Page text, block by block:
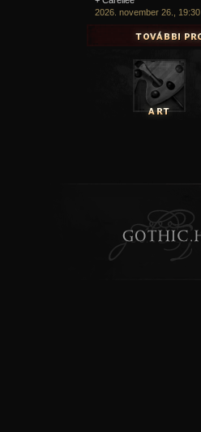
2026. november 26., 19:30